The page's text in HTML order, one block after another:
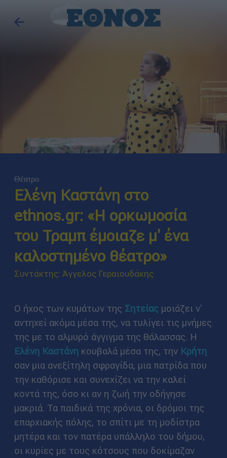
Θέατρο
Ελένη Καστάνη στο
ethnos.gr: «Η ορκωμοσία
του Τραμπ έμοιαζε μ' ένα
καλοστημένο θέατρο»
Συντάκτης: Άγγελος Γεραιουδάκης
Ο ήχος των κυμάτων της Σητείαςμοιάζει ν'
αντηχεί ακόμα μέσα της, να τυλίγει τις μνήμες
της με το αλμυρό άγγιγμα της θάλασσας. Η
Ελένη Καστάνηκουβαλά μέσα της, την Κρήτη
σαν μια ανεξίτηλη σφραγίδα, μια πατρίδα που
την καθόρισε και συνεχίζει να την καλεί
κοντά της, όσο κι αν η ζωή την οδήγησε
μακριά. Τα παιδικά της χρόνια, οι δρόμοι της
επαρχιακής πόλης, το σπίτι με τη μοδίστρα
μητέρα και τον πατέρα υπάλληλο του δήμου,
οι κυρίες με τους κότσους που δοκίμαζαν